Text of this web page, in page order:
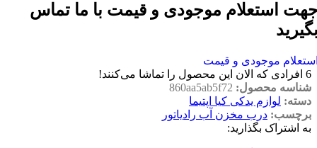
استعلام موجودی و قیمت با ما تماس
موجودی و قیمت
6 افرادی که الان این محصول را تماشا می‌کنند!
شناسه محصول: 860aa5ab5f72
دسته: لوازم یدکی کیا اپتیما
برچسب: درب مخزن آب رادیاتور
به اشتراک بگذارید: